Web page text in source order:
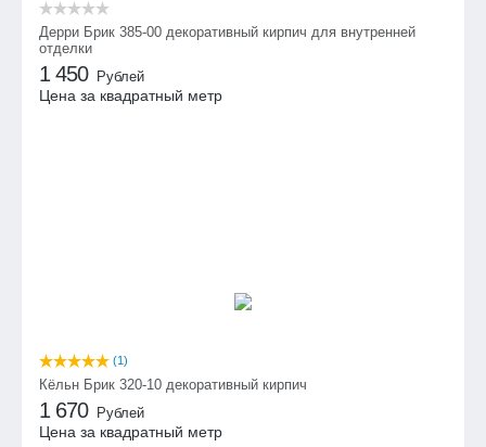
Дерри Брик 385-00 декоративный кирпич для внутренней
отделки
1 450 Рублей
Цена за квадратный метр
(1)
Кёльн Брик 320-10 декоративный кирпич
1 670 Рублей
Цена за квадратный метр